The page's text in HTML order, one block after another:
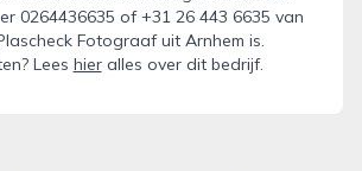
0264436635 of +31 26 443 6635 van
Fotograaf uit Arnhem is.
Lees hieralles over dit bedrijf.